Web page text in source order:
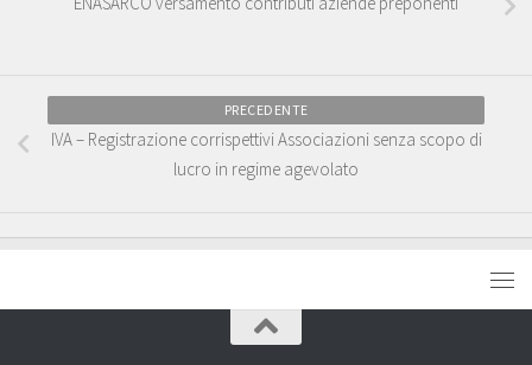
PRECEDENTE
IVA – Registrazione corrispettivi Associazioni senza scopo di
lucro in regime agevolato